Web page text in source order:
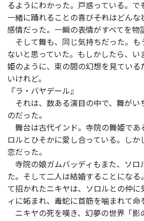
るようにわかった。戸惑っている。で
一緒に踊れることの喜び――それはどん
感情だった。一瞬の表情がすべてを物
そして舞も、同じ気持ちだった。も
ないと思っていた。もしかしたら、
姫のように、束の間の幻想を見ている
いけれど。
『ラ・バヤデール』
それは、数ある演目の中で、舞がい
のだった。
舞台は古代インド。寺院の舞姫であ
ロルとひそかに愛し合っている。しか
恋だった。
寺院の娘ガムバッディもまた、ソロ
た。そして二人は結婚することになる
て招かれたニキヤは、ソロルとの仲
ィに妬まれ、毒蛇に首筋を噛まれて命
ニキヤの死を嘆き、幻夢の世界「影